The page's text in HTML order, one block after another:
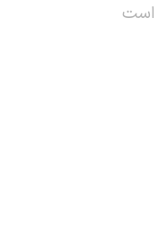
است